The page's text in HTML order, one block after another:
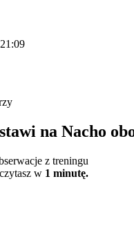
na Nacho
z treningu
w 1 minutę.